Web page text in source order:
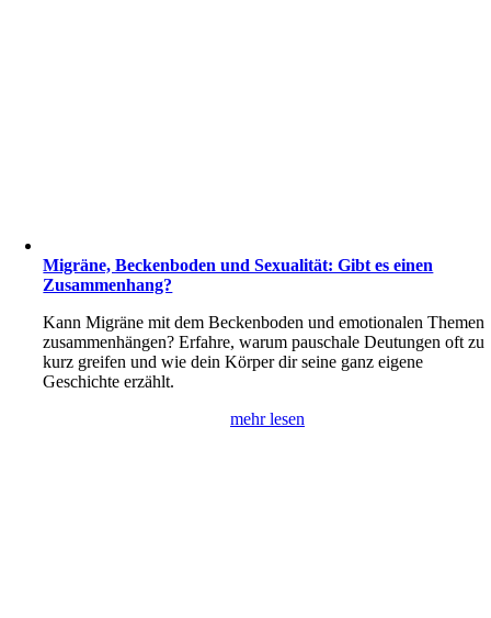
Migräne, Beckenboden und Sexualität: Gibt es einen
Zusammenhang?
Kann Migräne mit dem Beckenboden und emotionalen Themen
zusammenhängen? Erfahre, warum pauschale Deutungen oft zu
kurz greifen und wie dein Körper dir seine ganz eigene
Geschichte erzählt.
mehr lesen